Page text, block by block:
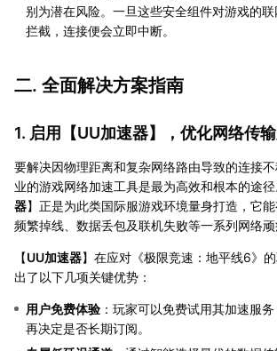
别为潜在风险。一旦这些安全组件对游戏的
拦截，连接便会立即中断。
二. 全面解决方案指南
1. 启用【UU加速器】，优化网络传
要解决因物理距离和复杂网络路由导致的连接
业的游戏网络加速工具是最为高效和根本的途
器】正是为此类国际服游戏环境量身打造，它能
频繁掉线、数据丢包及联机失败等一系列网络顽
【UU加速器】在应对《极限竞速：地平线6》
出了以下几项关键优势：
用户免费体验 ：玩家可以免费试用其加速服
再决定是否长期订阅。